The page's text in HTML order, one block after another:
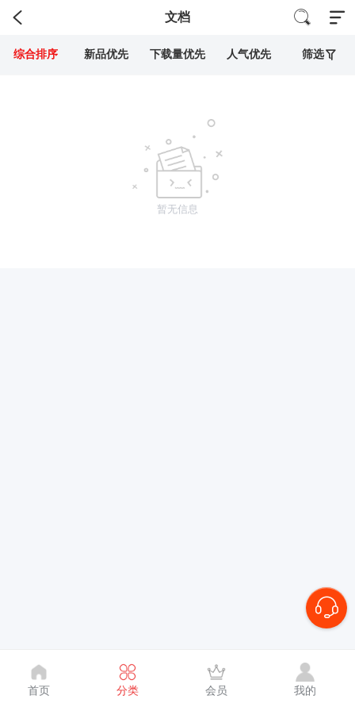
文档
综合排序 新品优先 下载量优先 人气优先 筛选
暂无信息
首页 分类 会员 我的